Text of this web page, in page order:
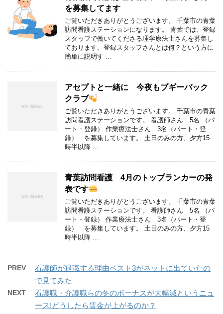
を募集してます
ご覧いただきありがとうございます。 千葉市の青葉
訪問看護ステーションになります。 青葉では、登録
スタッフで働いてくださる理学療法士さんを募集し
ております。登録スタッフさんとは何？という方に
簡単に説明す …
アセプトと一緒に 今夜もブギーバック
クラブ
ご覧いただきありがとうございます。 千葉市の青葉
訪問看護ステーションです。 看護師さん 5名 （パ
ート・登録） 作業療法士さん 3名（パート・登
録） を募集しています。 土日のみの方、夕方15
時半以降 …
青葉訪問看護 4月のトップランカーの発
表です
ご覧いただきありがとうございます。 千葉市の青葉
訪問看護ステーションです。 看護師さん 5名 （パ
ート・登録） 作業療法士さん 3名（パート・登
録） を募集しています。 土日のみの方、夕方15
時半以降 …
PREV
看護師が退職する理由ベスト3がネットに出ていたの
で見てみた
NEXT
看護職・介護職らの冬のボーナスが大幅減というニュ
ース!どうしたら賃金が上がるのか？